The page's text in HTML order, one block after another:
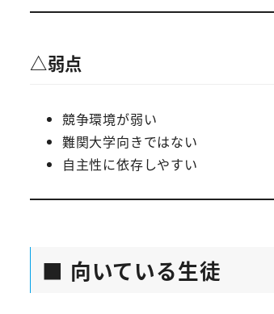
△弱点
競争環境が弱い
難関大学向きではない
自主性に依存しやすい
■ 向いている生徒